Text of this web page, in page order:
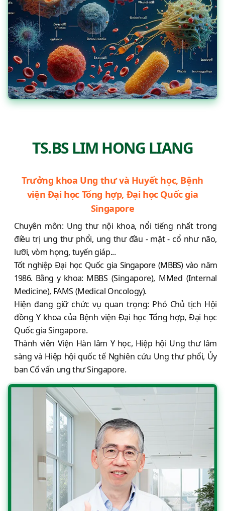
TS.BS LIM HONG LIANG
Trưởng khoa Ung thư và Huyết học, Bệnh
viện Đại học Tổng hợp, Đại học Quốc gia
Singapore
Chuyên môn: Ung thư nội khoa, nổi tiếng nhất trong
điều trị ung thư phổi, ung thư đầu - mặt - cổ như não,
lưỡi, vòm họng, tuyến giáp...
Tốt nghiệp Đại học Quốc gia Singapore (MBBS) vào năm
1986. Bằng y khoa: MBBS (Singapore), MMed (Internal
Medicine), FAMS (Medical Oncology).
Hiện đang giữ chức vụ quan trọng: Phó Chủ tịch Hội
đồng Y khoa của Bệnh viện Đại học Tổng hợp, Đại học
Quốc gia Singapore.
Thành viên Viện Hàn lâm Y học, Hiệp hội Ung thư lâm
sàng và Hiệp hội quốc tế Nghiên cứu Ung thư phổi, Ủy
ban Cố vấn ung thư Singapore.